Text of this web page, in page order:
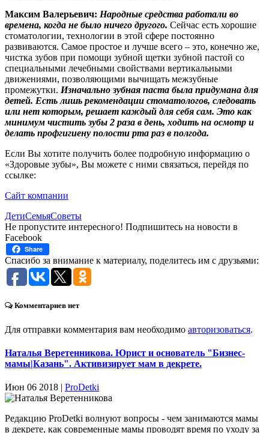
Максим Валерьевич: Народные средства работали во
времена, когда не было ничего другого. Сейчас есть хорошие
стоматологии, технологии в этой сфере постоянно
развиваются. Самое простое и лучше всего – это, конечно же,
чистка зубов при помощи зубной щетки зубной пастой со
специальными лечебными свойствами вертикальными
движениями, позволяющими вычищать межзубные
промежутки. Изначально зубная паста была придумана для
детей. Есть лишь рекомендации стоматологов, следовать
или нет которым, решает каждый для себя сам. Это как
минимум чистить зубы 2 раза в день, ходить на осмотр и
делать профгигиену полости рта раз в полгода.
Если Вы хотите получить более подробную информацию о
«Здоровые зубы», Вы можете с ними связаться, перейдя по
ссылке:
Сайт компании
ДетиСемьяСоветы
Не пропустите интересного! Подпишитесь на новости в
Facebook
Share
Спасибо за внимание к материалу, поделитесь им с друзьями:
Комментариев нет
Для отправки комментария вам необходимо авторизоваться.
Наталья Веретенникова. Юрист и основатель "Бизнес-
мамы|Казань". Активизирует мам в декрете.
Июн 06 2018 | ProDetki
Редакцию ProDetki волнуют вопросы - чем занимаются мамы
в декрете, как современные мамы проводят время по уходу за